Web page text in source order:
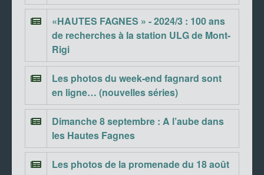
«HAUTES FAGNES » - 2024/3 : 100 ans
de recherches à la station ULG de Mont-
Rigi
Les photos du week-end fagnard sont
en ligne… (nouvelles séries)
Dimanche 8 septembre : A l’aube dans
les Hautes Fagnes
Les photos de la promenade du 18 août